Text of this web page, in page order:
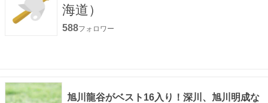
海道）
588フォロワー
旭川龍谷がベスト16入り！深川、旭川明成な